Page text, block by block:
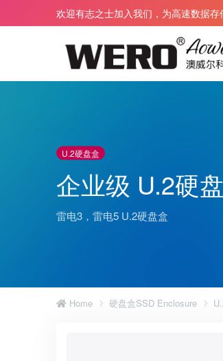
欢迎有志之士加入我们，为高速数据
雷电 4 扩展坞
雷电 5 扩展坞
U.2硬盘盒
企业级 U.2硬
雷电3，雷电5 U.2硬盘盒
Home 硬盘盒SSD Enclosure